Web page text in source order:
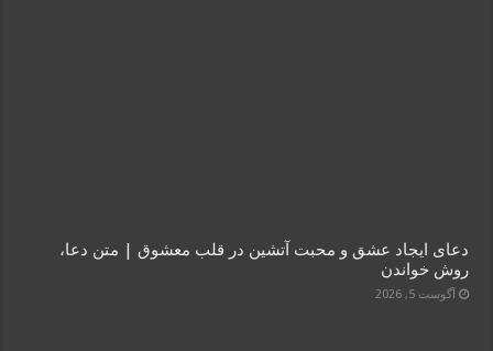
دعای ایجاد عشق و محبت آتشین در قلب معشوق | متن دعا،
روش خواندن
آگوست 5, 2026